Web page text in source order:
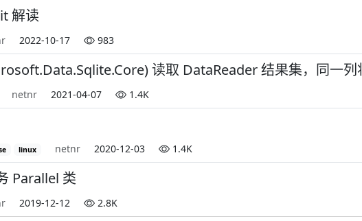
解读
2022-10-17 983
读取 DataReader 结果集，同一列
netnr 2021-04-07 1.4K
linux netnr 2020-12-03 1.4K
Parallel 类
2019-12-12 2.8K